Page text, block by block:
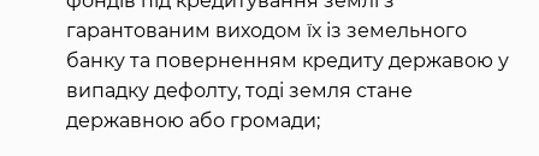
гарантованим виходом їх із земельного
банку та поверненням кредиту державою у
випадку дефолту, тоді земля стане
державною або громади;